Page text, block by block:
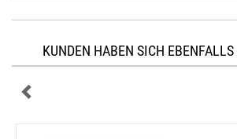
KUNDEN HABEN SICH